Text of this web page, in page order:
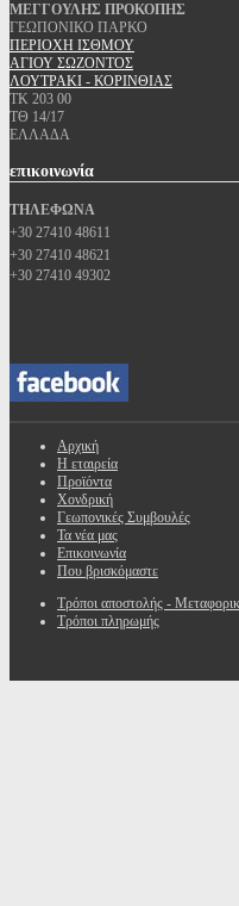
ΜΕΓΓΟΥΛΗΣ ΠΡΟΚΟΠΗΣ
ΓΕΩΠΟΝΙΚΟ ΠΑΡΚΟ
ΠΕΡΙΟΧΗ ΙΣΘΜΟΥ
ΑΓΙΟΥ ΣΩΖΟΝΤΟΣ
ΛΟΥΤΡΑΚΙ - ΚΟΡΙΝΘΙΑΣ
ΤΚ 203 00
ΤΘ 14/17
ΕΛΛΑΔΑ
επικοινωνία
ΤΗΛΕΦΩΝΑ
+30 27410 48611
+30 27410 48621
+30 27410 49302
Αρχική
Η εταιρεία
Προϊόντα
Χονδρική
Γεωπονικές Συμβουλές
Τα νέα μας
Επικοινωνία
Που βρισκόμαστε
Τρόποι αποστολής -
Τρόποι πληρωμής